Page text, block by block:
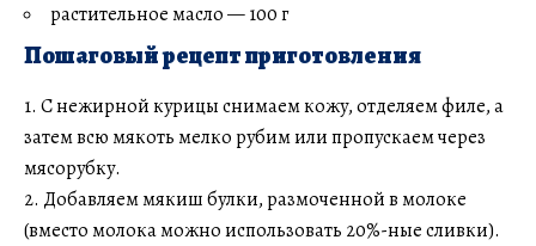
растительное масло — 100 г
Пошаговый рецепт приготовления
1. С нежирной курицы снимаем кожу, отделяем филе, а
затем всю мякоть мелко рубим или пропускаем через
мясорубку.
2. Добавляем мякиш булки, размоченной в молоке
(вместо молока можно использовать 20%-ные сливки).